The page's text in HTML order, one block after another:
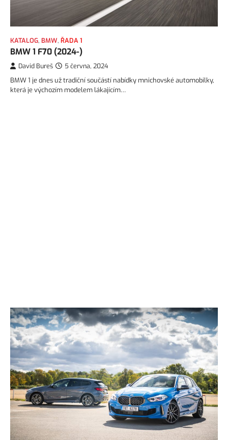
KATALOG, BMW, ŘADA 1
BMW 1 F70 (2024-)
David Bureš
5 června, 2024
BMW 1 je dnes už tradiční součástí nabídky mnichovské automobilky,
která je výchozím modelem lákajícím…